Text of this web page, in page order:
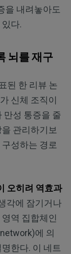
을 내려놓아도
다.
뇌를 재구
된 한 리뷰 논
신체 조직이
만성 통증을 줄
관리하기보
성하는 경로
오히려 역효과
각에 잠기거나
역 집합체인
에 의
한다. 이 네트